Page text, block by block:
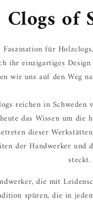
Clogs of
Faszination für
ihr einzigartiges
wir uns auf den Weg
reichen in
das Wissen um die
dieser
der Handwerker und
steckt.
die mit
spüren, die in